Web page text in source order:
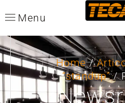
Menu
Home/
“standup”/